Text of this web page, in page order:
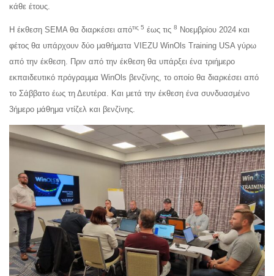
κάθε έτους.
Η έκθεση SEMA θα διαρκέσει απότις 5 έως τις 8 Νοεμβρίου 2024 και
φέτος θα υπάρχουν δύο μαθήματα VIEZU WinOls Training USA γύρω
από την έκθεση. Πριν από την έκθεση θα υπάρξει ένα τριήμερο
εκπαιδευτικό πρόγραμμα WinOls βενζίνης, το οποίο θα διαρκέσει από
το Σάββατο έως τη Δευτέρα. Και μετά την έκθεση ένα συνδυασμένο
3ήμερο μάθημα ντίζελ και βενζίνης.